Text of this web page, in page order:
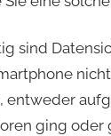
sind
entweder
ging oder